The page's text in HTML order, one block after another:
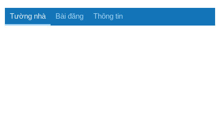
Tường nhà Bài đăng Thông tin